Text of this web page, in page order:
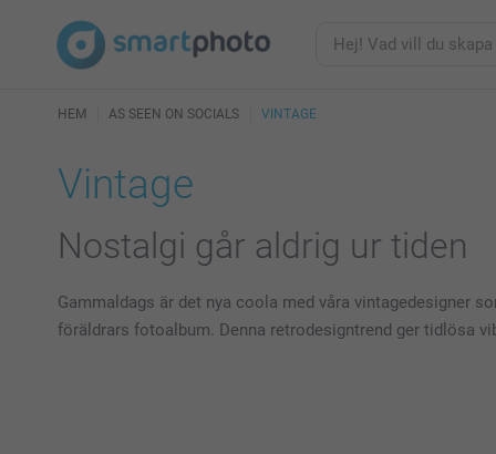
HEM AS SEEN ON SOCIALS VINTAGE
Vintage
Nostalgi går aldrig ur tiden
Gammaldags är det nya coola med våra vintagedesigner
föräldrars fotoalbum. Denna retrodesigntrend ger tidlösa